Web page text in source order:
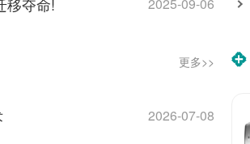
更多>>
2026-07-08